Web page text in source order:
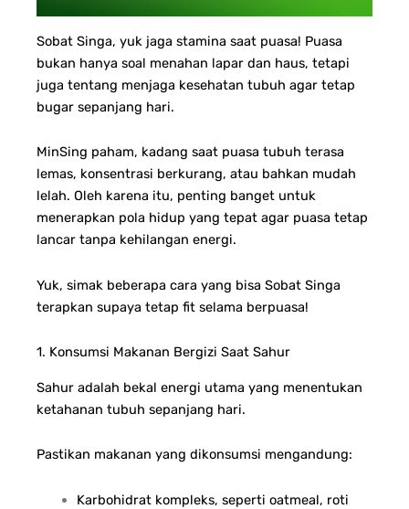
Sobat Singa, yuk jaga stamina saat puasa! Puasa
bukan hanya soal menahan lapar dan haus, tetapi
juga tentang menjaga kesehatan tubuh agar tetap
bugar sepanjang hari.
MinSing paham, kadang saat puasa tubuh terasa
lemas, konsentrasi berkurang, atau bahkan mudah
lelah. Oleh karena itu, penting banget untuk
menerapkan pola hidup yang tepat agar puasa tetap
lancar tanpa kehilangan energi.
Yuk, simak beberapa cara yang bisa Sobat Singa
terapkan supaya tetap fit selama berpuasa!
1. Konsumsi Makanan Bergizi Saat Sahur
Sahur adalah bekal energi utama yang menentukan
ketahanan tubuh sepanjang hari.
Pastikan makanan yang dikonsumsi mengandung:
Karbohidrat kompleks, seperti oatmeal, roti